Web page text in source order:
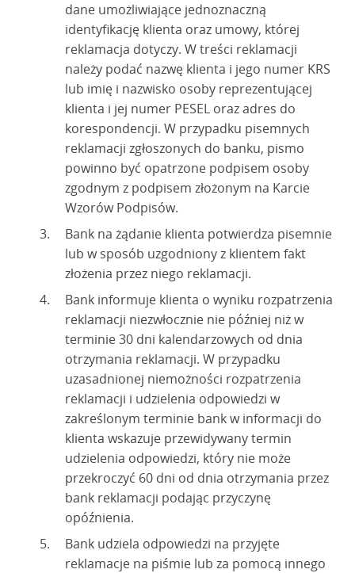
dane umożliwiające jednoznaczną
identyfikację klienta oraz umowy, której
reklamacja dotyczy. W treści reklamacji
należy podać nazwę klienta i jego numer KRS
lub imię i nazwisko osoby reprezentującej
klienta i jej numer PESEL oraz adres do
korespondencji. W przypadku pisemnych
reklamacji zgłoszonych do banku, pismo
powinno być opatrzone podpisem osoby
zgodnym z podpisem złożonym na Karcie
Wzorów Podpisów.
Bank na żądanie klienta potwierdza pisemnie
lub w sposób uzgodniony z klientem fakt
złożenia przez niego reklamacji.
Bank informuje klienta o wyniku rozpatrzenia
reklamacji niezwłocznie nie później niż w
terminie 30 dni kalendarzowych od dnia
otrzymania reklamacji. W przypadku
uzasadnionej niemożności rozpatrzenia
reklamacji i udzielenia odpowiedzi w
zakreślonym terminie bank w informacji do
klienta wskazuje przewidywany termin
udzielenia odpowiedzi, który nie może
przekroczyć 60 dni od dnia otrzymania przez
bank reklamacji podając przyczynę
opóźnienia.
Bank udziela odpowiedzi na przyjęte
reklamacje na piśmie lub za pomocą innego